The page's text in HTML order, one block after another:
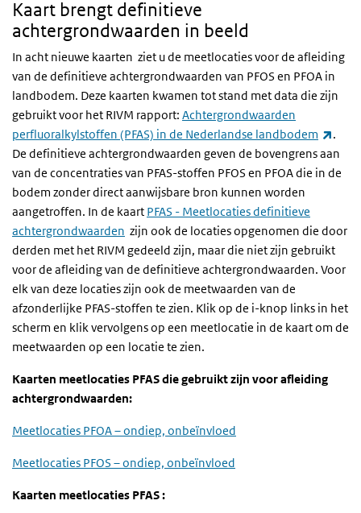
Kaart brengt definitieve
achtergrondwaarden in beeld
In acht nieuwe kaarten ziet u de meetlocaties voor de afleiding
van de definitieve achtergrondwaarden van PFOS en PFOA in
landbodem. Deze kaarten kwamen tot stand met data die zijn
gebruikt voor het RIVM rapport: Achtergrondwaarden
perfluoralkylstoffen (PFAS) in de Nederlandse landbodem
.
De definitieve achtergrondwaarden geven de bovengrens aan
van de concentraties van PFAS-stoffen PFOS en PFOA die in de
bodem zonder direct aanwijsbare bron kunnen worden
aangetroffen. In de kaart PFAS - Meetlocaties definitieve
achtergrondwaarden zijn ook de locaties opgenomen die door
derden met het RIVM gedeeld zijn, maar die niet zijn gebruikt
voor de afleiding van de definitieve achtergrondwaarden. Voor
elk van deze locaties zijn ook de meetwaarden van de
afzonderlijke PFAS-stoffen te zien. Klik op de i-knop links in het
scherm en klik vervolgens op een meetlocatie in de kaart om de
meetwaarden op een locatie te zien.
Kaarten meetlocaties PFAS die gebruikt zijn voor afleiding
achtergrondwaarden:
Meetlocaties PFOA – ondiep, onbeïnvloed
Meetlocaties PFOS – ondiep, onbeïnvloed
Kaarten meetlocaties PFAS :